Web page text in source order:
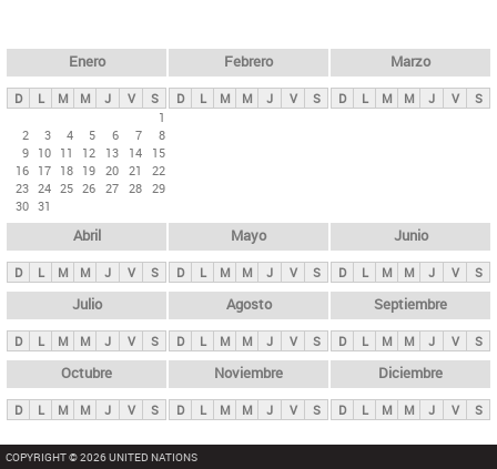
ds
p
n
c
i
p
l
e
s
Enero
D L M M J V
S
1
2
3 4 5 6 7
8
9 10 11 12 13 14
15
16 17 18 19 20 21
22
23 24 25 26 27 28 29
30 31
Febrero
D L M M J V S
Marzo
D L M M J V S
Abril
D L M M J V S
Mayo
D L M M J V S
Junio
D L M M J V S
Julio
D L M M J V S
Agosto
D L M M J V S
Septiembre
D L M M J V S
Octubre
D L M M J V S
Noviembre
D L M M J V S
Diciembre
D L M M J V S
COPYRIGHT © 2026 UNITED NATIONS